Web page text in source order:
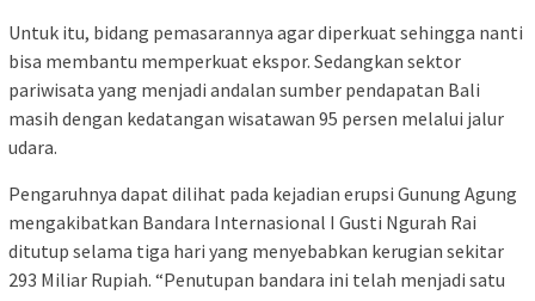
Untuk itu, bidang pemasarannya agar diperkuat sehingga nanti
bisa membantu memperkuat ekspor. Sedangkan sektor
pariwisata yang menjadi andalan sumber pendapatan Bali
masih dengan kedatangan wisatawan 95 persen melalui jalur
udara.
Pengaruhnya dapat dilihat pada kejadian erupsi Gunung Agung
mengakibatkan Bandara Internasional I Gusti Ngurah Rai
ditutup selama tiga hari yang menyebabkan kerugian sekitar
293 Miliar Rupiah. “Penutupan bandara ini telah menjadi satu